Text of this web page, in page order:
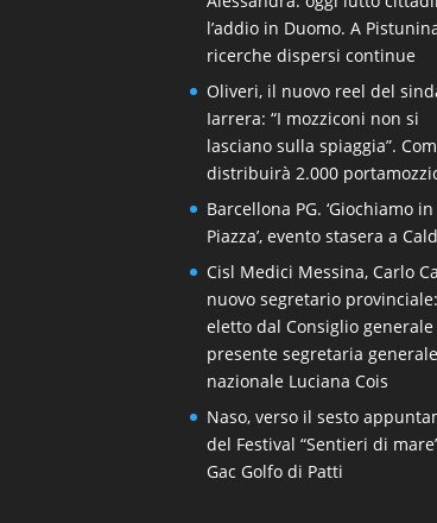
l’addio in Duomo. A
ricerche dispersi continue
Oliveri, il nuovo reel del
Iarrera: “I mozziconi non si
lasciano sulla spiaggia”.
distribuirà 2.000
Barcellona PG. ‘Giochiamo in
Piazza’, evento stasera a
Cisl Medici Messina, Carlo
nuovo segretario provinciale:
eletto dal Consiglio generale
presente segretaria generale
nazionale Luciana Cois
Naso, verso il sesto
del Festival “Sentieri di
Gac Golfo di Patti